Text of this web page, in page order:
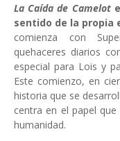
La Caída de Camelot
sentido de la propia
comienza con
quehaceres diarios
especial para Lois y
Este comienzo, en
historia que se
centra en el papel
humanidad.